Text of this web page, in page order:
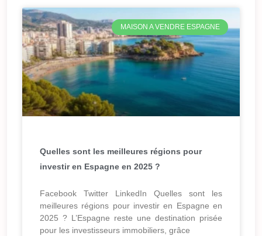
MAISON A VENDRE ESPAGNE
Quelles sont les meilleures régions pour
investir en Espagne en 2025 ?
Facebook Twitter LinkedIn Quelles sont les
meilleures régions pour investir en Espagne en
2025 ? L’Espagne reste une destination prisée
pour les investisseurs immobiliers, grâce